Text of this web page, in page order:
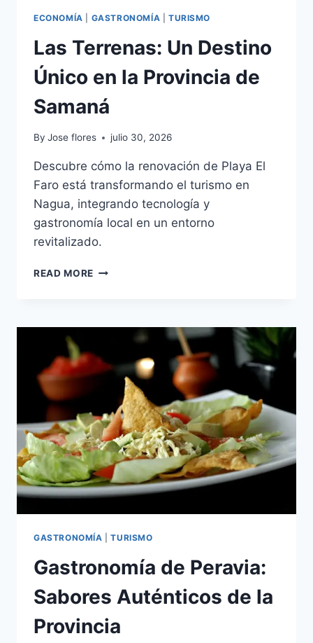
ECONOMÍA GASTRONOMÍA TURISMO
Las Terrenas: Un Destino
Único en la Provincia de
Samaná
By Jose flores julio 30, 2026
Descubre cómo la renovación de Playa El
Faro está transformando el turismo en
Nagua, integrando tecnología y
gastronomía local en un entorno
revitalizado.
READ MORE LAS
ÚNICO
LA
PROVINCIA
SAMANÁ
GASTRONOMÍA |TURISMO
Gastronomía de Peravia:
Sabores Auténticos de la
Provincia